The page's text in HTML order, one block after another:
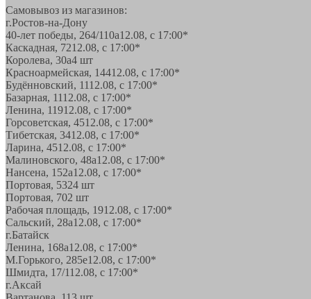
Самовывоз из магазинов:
г.Ростов-на-Дону
40-лет победы, 264/110а12.08, с 17:00*
Каскадная, 7212.08, с 17:00*
Королева, 30а4 шт
Красноармейская, 14412.08, с 17:00*
Будённовский, 1112.08, с 17:00*
Базарная, 1112.08, с 17:00*
Ленина, 11912.08, с 17:00*
Горсоветская, 4512.08, с 17:00*
Тибетская, 3412.08, с 17:00*
Ларина, 4512.08, с 17:00*
Малиновского, 48а12.08, с 17:00*
Нансена, 152а12.08, с 17:00*
Портовая, 5324 шт
Портовая, 702 шт
Рабочая площадь, 1912.08, с 17:00*
Сальский, 28a12.08, с 17:00*
г.Батайск
Ленина, 168а12.08, с 17:00*
М.Горького, 285е12.08, с 17:00*
Шмидта, 17/112.08, с 17:00*
г.Аксай